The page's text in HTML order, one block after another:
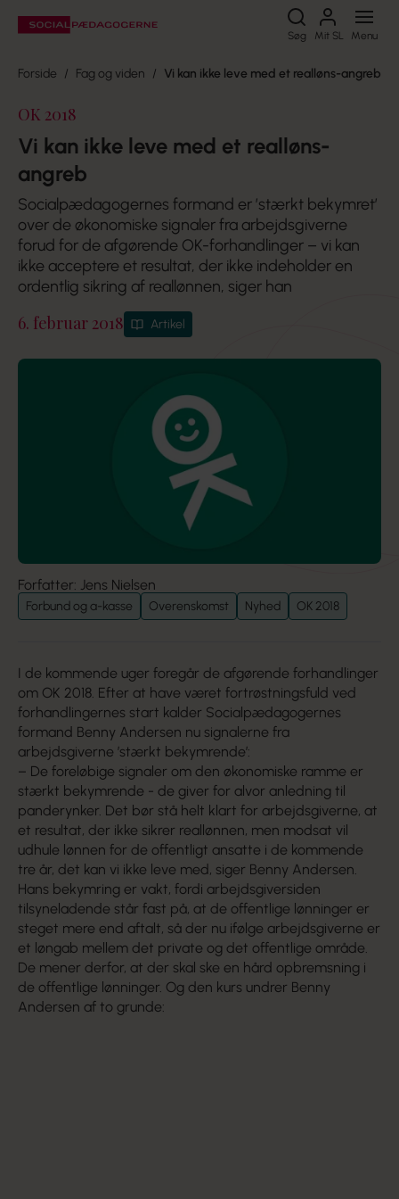
Søg Mit SL Menu
Søg
Forside Fag og viden Vi kan ikke leve med et realløns-angreb
OK 2018
Vi kan ikke leve med et realløns-
angreb
Socialpædagogernes formand er ’stærkt bekymret’
over de økonomiske signaler fra arbejdsgiverne
forud for de afgørende OK-forhandlinger – vi kan
ikke acceptere et resultat, der ikke indeholder en
ordentlig sikring af reallønnen, siger han
6. februar 2018 Artikel
Forfatter: Jens Nielsen
Forbund og a-kasse Overenskomst Nyhed OK 2018
I de kommende uger foregår de afgørende forhandlinger
om OK 2018. Efter at have været fortrøstningsfuld ved
forhandlingernes start kalder Socialpædagogernes
formand Benny Andersen nu signalerne fra
arbejdsgiverne ’stærkt bekymrende’:
– De foreløbige signaler om den økonomiske ramme er
stærkt bekymrende - de giver for alvor anledning til
panderynker. Det bør stå helt klart for arbejdsgiverne, at
et resultat, der ikke sikrer reallønnen, men modsat vil
udhule lønnen for de offentligt ansatte i de kommende
tre år, det kan vi ikke leve med, siger Benny Andersen.
Hans bekymring er vakt, fordi arbejdsgiversiden
tilsyneladende står fast på, at de offentlige lønninger er
steget mere end aftalt, så der nu ifølge arbejdsgiverne er
et løngab mellem det private og det offentlige område.
De mener derfor, at der skal ske en hård opbremsning i
de offentlige lønninger. Og den kurs undrer Benny
Andersen af to grunde: